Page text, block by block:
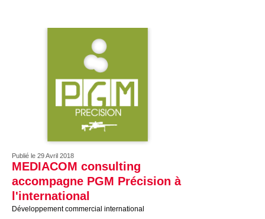
Publié le 29 Avril 2018
MEDIACOM consulting
accompagne PGM Précision à
l'international
Développement commercial international